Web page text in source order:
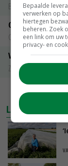
Barneveld
Gerst
Groningen
Volle melkpoeder
Zuivel NL
LAATSTE NIEUWS
Bepaalde
verwerken op
hiertegen
beheren. Zoek
een link om uw
privacy- en